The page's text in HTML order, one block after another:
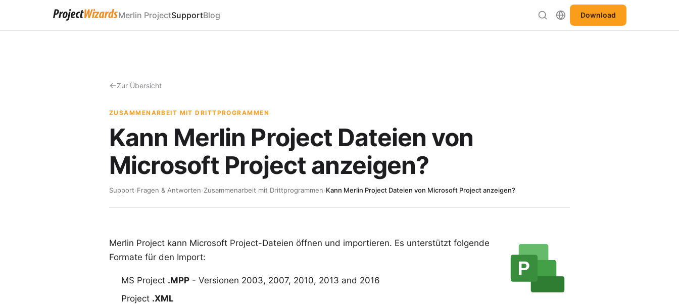
Merlin ProjectSupportBlog Download
Zur Übersicht
ZUSAMMENARBEIT MIT DRITTPROGRAMMEN
Kann Merlin Project Dateien von
Microsoft Project anzeigen?
Support›Fragen & Antworten›Zusammenarbeit mit Drittprogrammen›Kann Merlin Project Dateien von Microsoft Project anzeigen?
Merlin Project kann Microsoft Project-Dateien öffnen und importieren. Es unterstützt folgende
Formate für den Import:
MS Project .MPP - Versionen 2003, 2007, 2010, 2013 and 2016
Project .XML